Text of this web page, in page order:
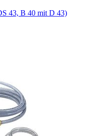
43, B 40 mit D 43)